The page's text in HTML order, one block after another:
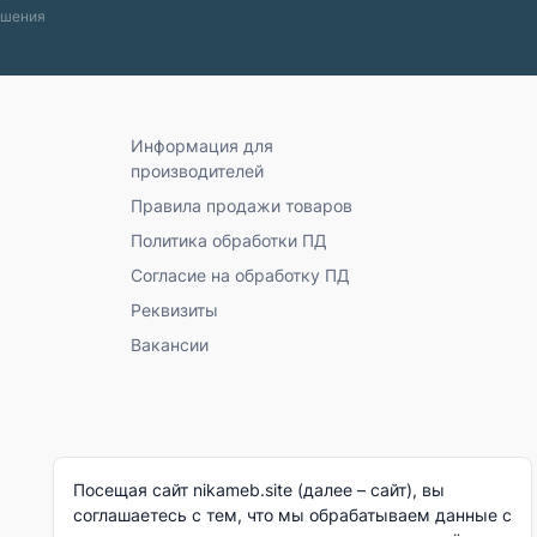
Информация для
производителей
Правила продажи товаров
Политика обработки ПД
Согласие на обработку ПД
Реквизиты
Вакансии
Посещая сайт nikameb.site (далее – сайт), вы
соглашаетесь с тем, что мы обрабатываем данные с